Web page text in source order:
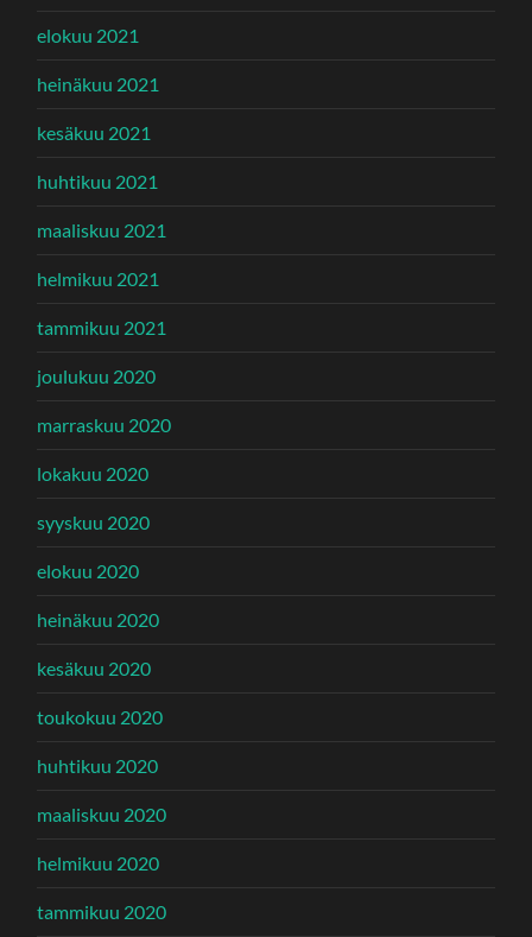
elokuu 2021
heinäkuu 2021
kesäkuu 2021
huhtikuu 2021
maaliskuu 2021
helmikuu 2021
tammikuu 2021
joulukuu 2020
marraskuu 2020
lokakuu 2020
syyskuu 2020
elokuu 2020
heinäkuu 2020
kesäkuu 2020
toukokuu 2020
huhtikuu 2020
maaliskuu 2020
helmikuu 2020
tammikuu 2020